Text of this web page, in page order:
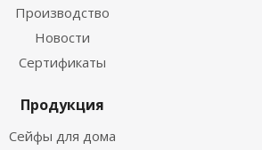
Производство
Новости
Сертификаты
Продукция
Сейфы для дома